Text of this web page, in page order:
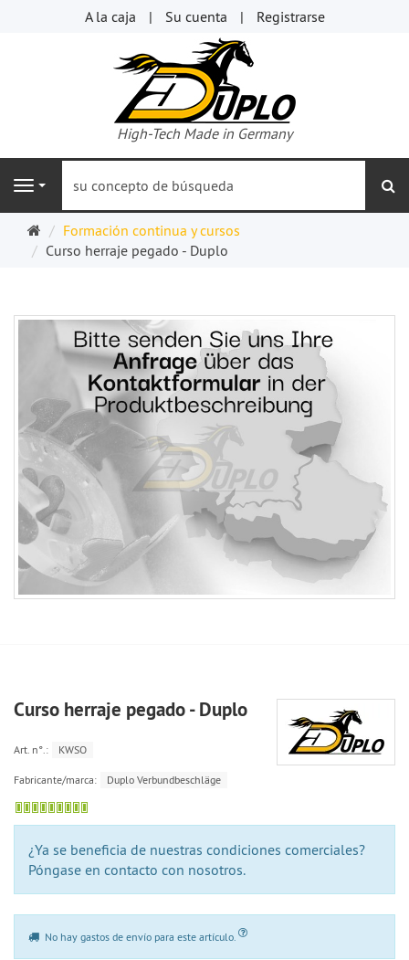
A la caja Su cuenta Registrarse
High-Tech Made in Germany
Navigation
Página
de
Formación continua y cursos
Curso herraje pegado - Duplo
Curso herraje pegado - Duplo
Art. n°.: KWSO
Fabricante/marca: Duplo Verbundbeschläge
¿Ya se beneficia de nuestras condiciones comerciales?
Póngase en contacto con nosotros.
No hay gastos de envío para este artículo.